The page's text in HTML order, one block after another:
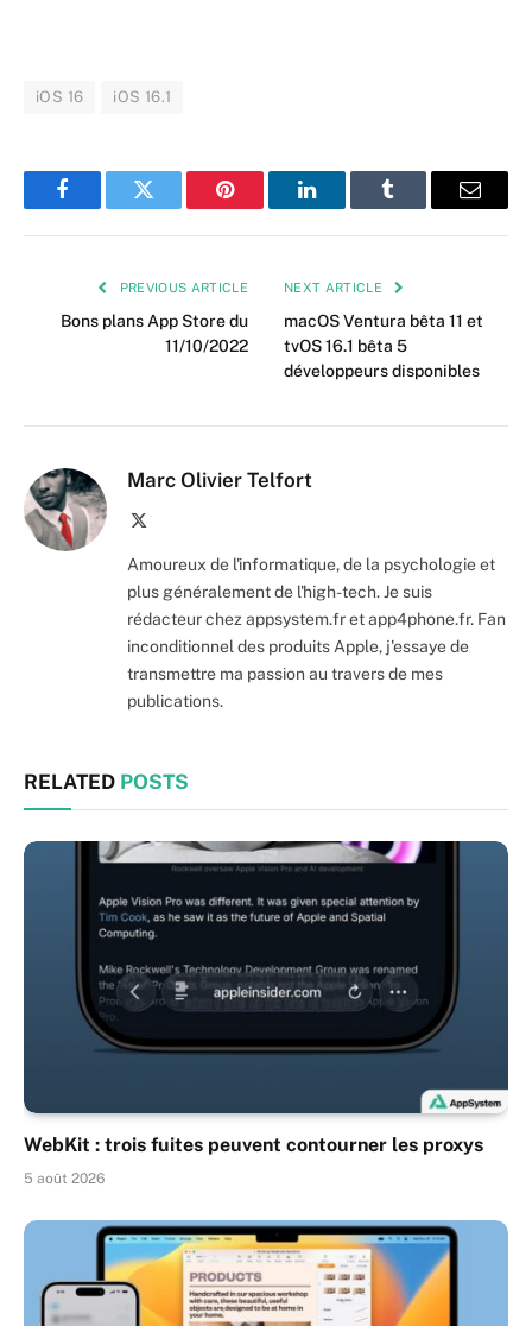
iOS 16 iOS 16.1
FacebookTwitter Pinterest LinkedInTumblr Email
PREVIOUS ARTICLE
Bons plans App Store du
11/10/2022
NEXT ARTICLE
macOS Ventura bêta 11 et
tvOS 16.1 bêta 5
développeurs disponibles
Marc Olivier Telfort
Amoureux de l'informatique, de la psychologie et
plus généralement de l'high-tech. Je suis
rédacteur chez appsystem.fr et app4phone.fr. Fan
inconditionnel des produits Apple, j'essaye de
transmettre ma passion au travers de mes
publications.
RELATED POSTS
WebKit : trois fuites peuvent contourner les proxys
5 août 2026